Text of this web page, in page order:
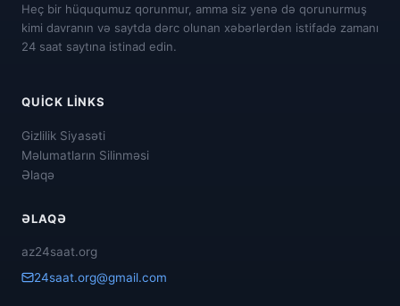
Heç bir hüququmuz qorunmur, amma siz yenə də qorunurmuş
kimi davranın və saytda dərc olunan xəbərlərdən istifadə zamanı
24 saat saytına istinad edin.
QUICK LINKS
Gizlilik Siyasəti
Məlumatların Silinməsi
Əlaqə
ƏLAQƏ
az24saat.org
24saat.org@gmail.com